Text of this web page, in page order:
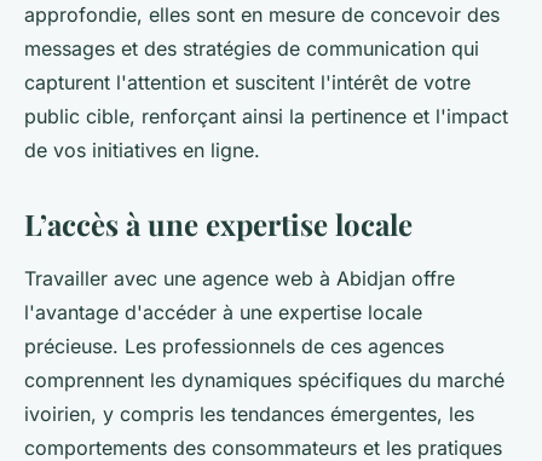
approfondie, elles sont en mesure de concevoir des
messages et des stratégies de communication qui
capturent l'attention et suscitent l'intérêt de votre
public cible, renforçant ainsi la pertinence et l'impact
de vos initiatives en ligne.
L’accès à une expertise locale
Travailler avec une agence web à Abidjan offre
l'avantage d'accéder à une expertise locale
précieuse. Les professionnels de ces agences
comprennent les dynamiques spécifiques du marché
ivoirien, y compris les tendances émergentes, les
comportements des consommateurs et les pratiques